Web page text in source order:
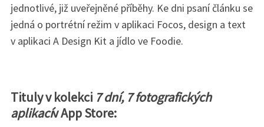
jednotlivé, již uveřejněné příběhy. Ke dni psaní článku se
jedná o portrétní režim v aplikaci Focos, design a text
v aplikaci A Design Kit a jídlo ve Foodie.
Tituly v kolekci 7 dní, 7 fotografických
aplikacív App Store: